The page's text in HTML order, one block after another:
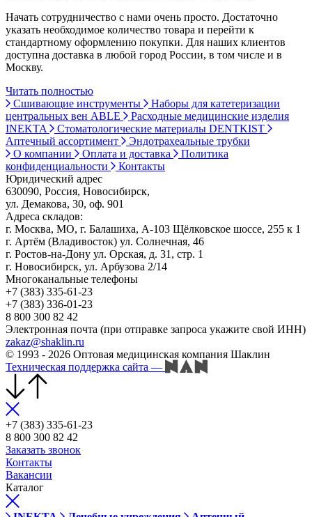
Начать сотрудничество с нами очень просто. Достаточно
указать необходимое количество товара и перейти к
стандартному оформлению покупки. Для наших клиентов
доступна доставка в любой город России, в том числе и в
Москву.
Читать полностью
Сшивающие инструменты
Наборы для катетеризации
центральных вен ABLE
Расходные медицинские изделия
INEKTA
Стоматологические материалы DENTKIST
Аптечный ассортимент
Эндотрахеальные трубки
О компании
Оплата и доставка
Политика
конфиденциальности
Контакты
Юридический адрес
630090, Россия, Новосибирск,
ул. Демакова, 30, оф. 901
Адреса складов:
г. Москва, МО, г. Балашиха, А-103 Щёлковское шоссе, 255 к 1
г. Артём (Владивосток) ул. Солнечная, 46
г. Ростов-на-Дону ул. Орская, д. 31, стр. 1
г. Новосибирск, ул. Арбузова 2/14
Многоканальные телефоны
+7 (383) 335-61-23
+7 (383) 336-01-23
8 800 300 82 42
Электронная почта (при отправке запроса укажите свой ИНН)
zakaz@shaklin.ru
© 1993 - 2026 Оптовая медицинская компания Шаклин
Техническая поддержка сайта —
+7 (383) 335-61-23
8 800 300 82 42
Заказать звонок
Контакты
Вакансии
Каталог